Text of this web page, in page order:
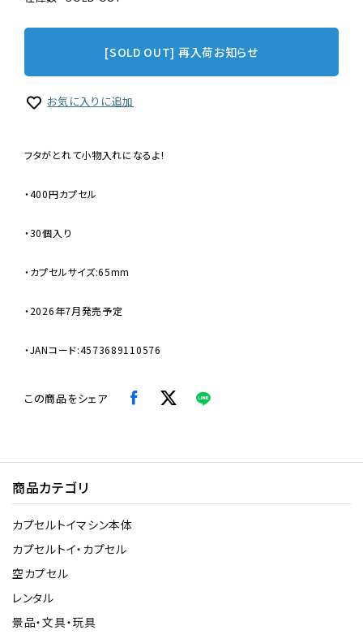
[SOLD OUT] 再入荷お知らせ
お気に入りに追加
フタがとれて小物入れになるよ!
・400円カプセル
・30個入り
・カプセルサイズ:65mm
・2026年7月発売予定
・JANコード:4573689110576
この商品をシェア
商品カテゴリ
カプセルトイマシン本体
カプセルトイ・カプセル
空カプセル
レンタル
景品・文具・玩具